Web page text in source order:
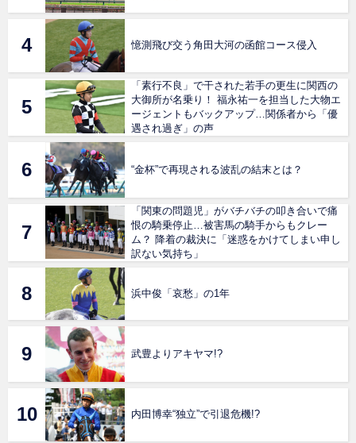
憶測飛び交う角田大河の函館コース侵入
「素行不良」で干された若手の更生に関西の
大御所が名乗り！ 福永祐一を担当した大物エ
ージェントもバックアップ…関係者から「優
遇され過ぎ」の声
“金杯”で再現される波乱の結末とは？
「関東の問題児」がバチバチの叩き合いで痛
恨の騎乗停止…被害馬の騎手からもクレー
ム？ 降着の裁決に「迷惑をかけてしまい申し
訳ない気持ち」
浜中俊「哀愁」の1年
武豊よりアキヤマ!?
内田博幸“独立”で引退危機!?